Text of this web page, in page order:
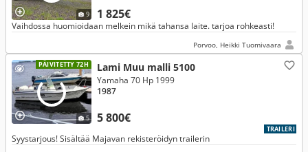
9 1 825€
Vaihdossa huomioidaan melkein mikä tahansa laite. tarjoa rohkeasti!
Porvoo, Heikki Tuomivaara
PÄIVITETTY 72H
5
Lami Muu malli 5100
5 800€
Yamaha 70 Hp 1999
1987
TRAILERI
Syystarjous! Sisältää Majavan rekisteröidyn trailerin